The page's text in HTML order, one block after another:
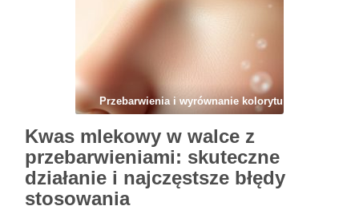
Przebarwienia i wyrównanie kolorytu
Kwas mlekowy w walce z
przebarwieniami: skuteczne
działanie i najczęstsze błędy
stosowania